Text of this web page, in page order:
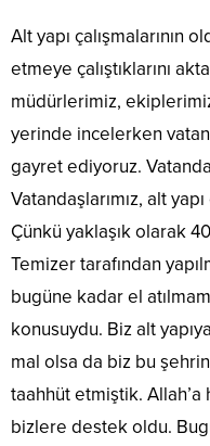
Alt yapı çalışmalarının
etmeye çalıştıklarını
müdürlerimiz,
yerinde incelerken
gayret ediyoruz.
Vatandaşlarımız, alt
Çünkü yaklaşık olarak
Temizer tarafından
bugüne kadar el
konusuydu. Biz alt
mal olsa da biz bu
taahhüt etmiştik.
bizlere destek oldu.